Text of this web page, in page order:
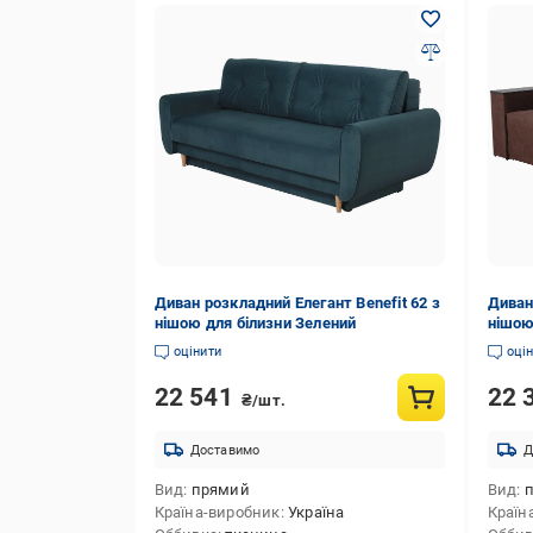
Диван розкладний Елегант Benefit 62 з
нішою для білизни Зелений
оцінити
22 541 ₴/шт.
Доставимо
Вид прямий
Країна-виробник Україна
22
Вид